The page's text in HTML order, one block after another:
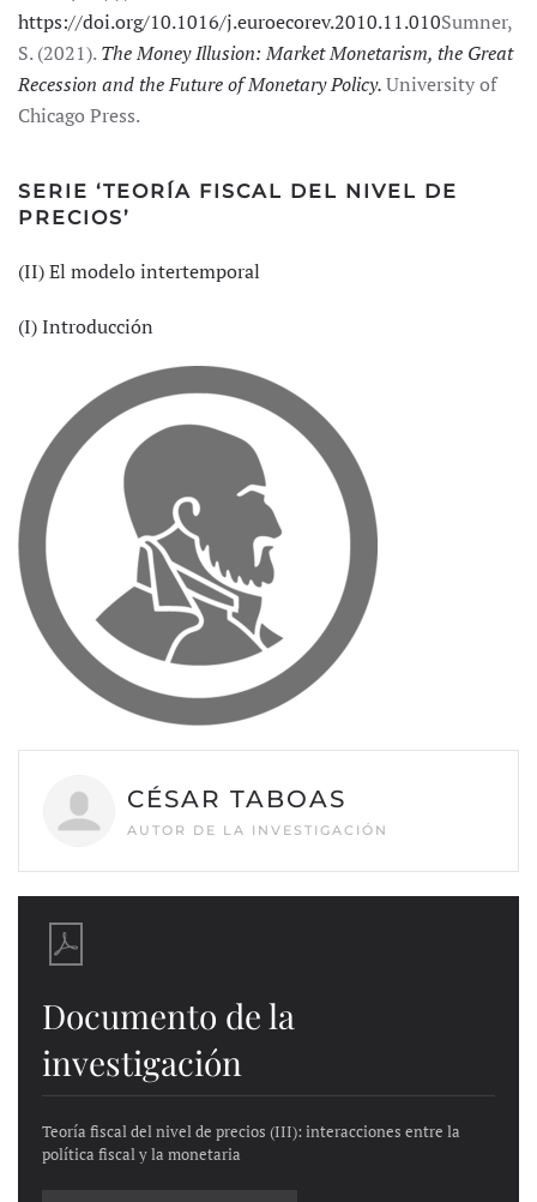
https://doi.org/10.1016/j.euroecorev.2010.11.010Sumner,
S. (2021).The Money Illusion: Market Monetarism, the Great
Recession and the Future of Monetary Policy.University of
Chicago Press.
SERIE ‘TEORÍA FISCAL DEL NIVEL DE
PRECIOS’
(II) El modelo intertemporal
(I) Introducción
CÉSAR TABOAS
AUTOR DE LA INVESTIGACIÓN
Documento de la
investigación
Teoría fiscal del nivel de precios (III): interacciones entre la
política fiscal y la monetaria